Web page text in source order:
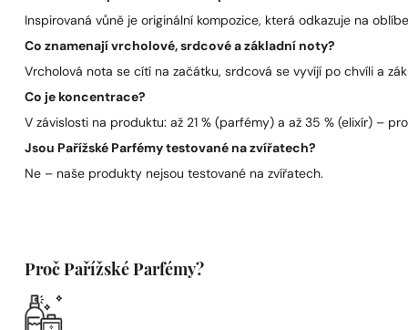
Inspirovaná vůně je originální kompozice, která odkazuje na
Co znamenají vrcholové, srdcové a základní noty?
Vrcholová nota se cítí na začátku, srdcová se vyvíjí po chvíli a
Co je koncentrace?
V závislosti na produktu: až 21 % (parfémy) a až 35 % (elixír) –
Jsou Pařížské Parfémy testované na zvířatech?
Ne – naše produkty nejsou testované na zvířatech.
Proč Pařížské Parfémy?